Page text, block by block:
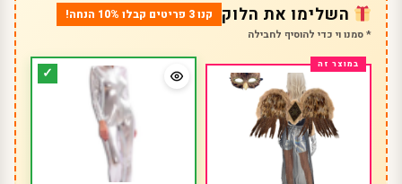
השלימו את הלוק קנו 3 פריטים קבלו 10% הנחה!
* סמנו וי כדי להוסיף לחבילה